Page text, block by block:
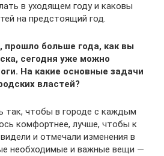
в уходящем году и каковы
на предстоящий год.
прошло больше года, как вы
сегодня уже можно
На какие основные задачи
властей?
так, чтобы в городе с каждым
комфортнее, лучше, чтобы к
и отмечали изменения в
необходимые и важные вещи —